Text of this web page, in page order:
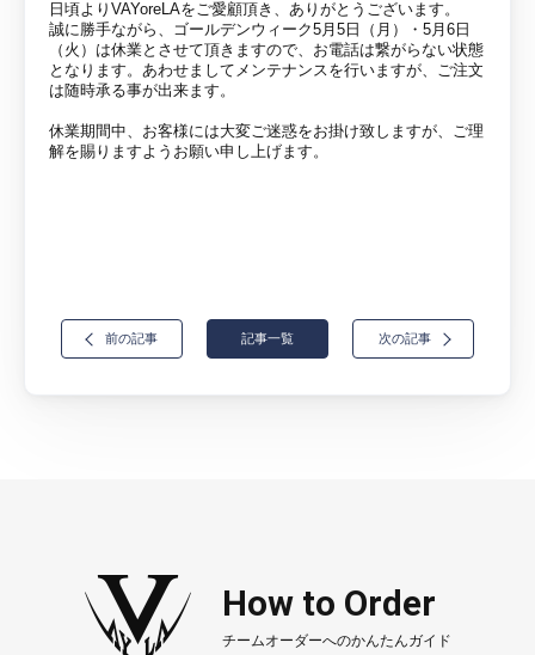
日頃よりVAYoreLAをご愛顧頂き、ありがとうございます。
誠に勝手ながら、ゴールデンウィーク5月5日（月）・5月6日
（火）は休業とさせて頂きますので、お電話は繋がらない状態
となります。あわせましてメンテナンスを行いますが、ご注文
は随時承る事が出来ます。
休業期間中、お客様には大変ご迷惑をお掛け致しますが、ご理
解を賜りますようお願い申し上げます。
前の記事 記事一覧 次の記事
How to Order
チームオーダーへのかんたんガイド